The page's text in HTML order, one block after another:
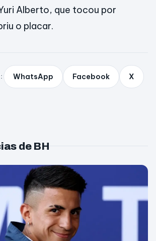
Alberto, que tocou por
o placar.
WhatsApp Facebook X
de BH